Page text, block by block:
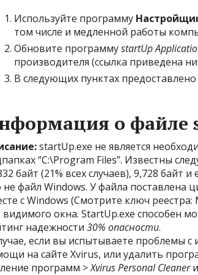
Используйте программу
том числе и медленной работы
Обновите программуstartUp
производителя (ссылка приведена
В следующих пунктах
о файле
startUp.exe не является
“C:\Program Files”. Известны
байт (21% всех случаев), 9,728 байт
не файл Windows. У файла поставлена
с Windows (Смотрите ключ реестра:
видимого окна. StartUp.exe способен
надежности 30% опасности.
если вы испытываете проблемы
на сайте Xvirus, или удалить
программ >Xvirus Personal Cleaner